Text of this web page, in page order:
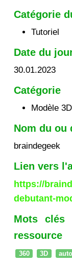
Catégorie
Tutoriel
Date du
30.01.2023
Catégorie
Modèle 3D
Nom du ou
braindegeek
Lien vers
https://
debutant-
Mots clés
ressource
360 3D